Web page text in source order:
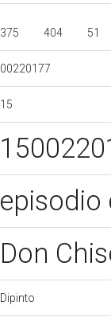
375
404 51
00220177
15
episodio
Don
Dipinto